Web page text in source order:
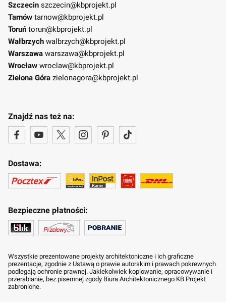
Szczecin szczecin@kbprojekt.pl
Tarnów tarnow@kbprojekt.pl
Toruń torun@kbprojekt.pl
Wałbrzych walbrzych@kbprojekt.pl
Warszawa warszawa@kbprojekt.pl
Wrocław wroclaw@kbprojekt.pl
Zielona Góra zielonagora@kbprojekt.pl
Znajdź nas też na:
Dostawa:
Bezpieczne płatności:
Wszystkie prezentowane projekty architektoniczne i ich graficzne
prezentacje, zgodnie z Ustawą o prawie autorskim i prawach pokrewnych
podlegają ochronie prawnej. Jakiekolwiek kopiowanie, opracowywanie i
przerabianie, bez pisemnej zgody Biura Architektonicznego KB Projekt
zabronione.